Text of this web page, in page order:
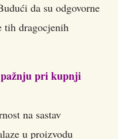
da su odgovorne
tih dragocjenih
pri kupnji
na sastav
u proizvodu